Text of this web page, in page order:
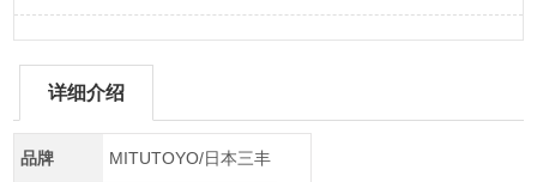
详细介绍
品牌 MITUTOYO/日本三丰